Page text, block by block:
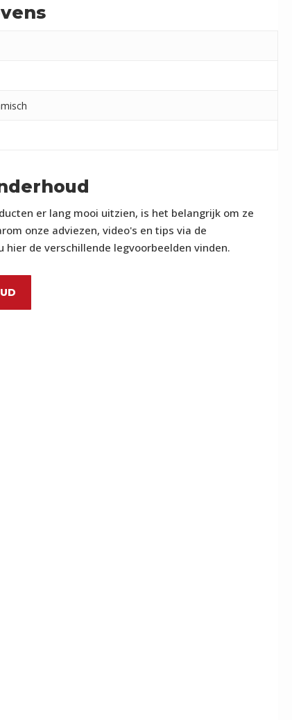
er lang mooi uitzien, is het belangrijk om ze
onze adviezen, video's en tips via de
hier de verschillende legvoorbeelden vinden.